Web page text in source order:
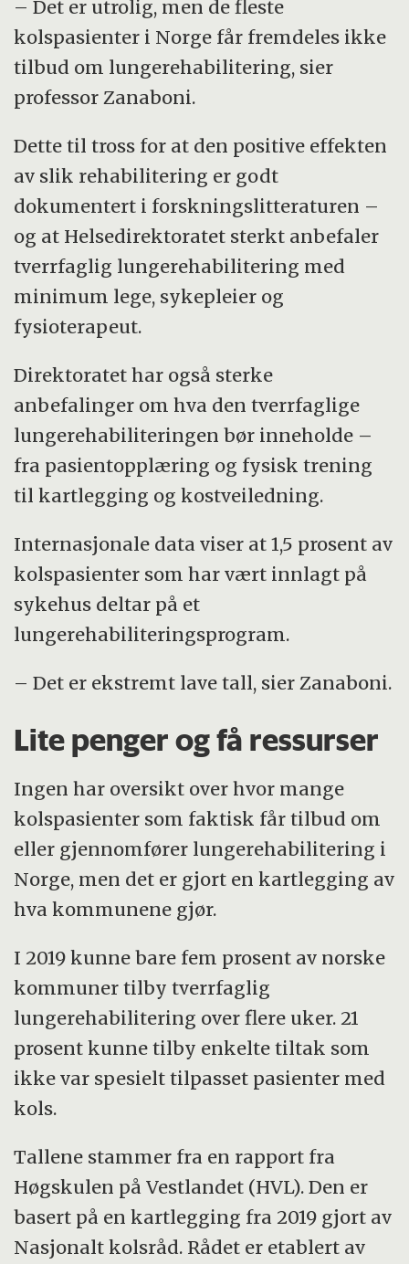
– Det er utrolig, men de fleste
kolspasienter i Norge får fremdeles ikke
tilbud om lungerehabilitering, sier
professor Zanaboni.
Dette til tross for at den positive effekten
av slik rehabilitering er godt
dokumentert i forskningslitteraturen –
og at Helsedirektoratet sterkt anbefaler
tverrfaglig lungerehabilitering med
minimum lege, sykepleier og
fysioterapeut.
Direktoratet har også sterke
anbefalinger om hva den tverrfaglige
lungerehabiliteringen bør inneholde –
fra pasientopplæring og fysisk trening
til kartlegging og kostveiledning.
Internasjonale data viser at 1,5 prosent av
kolspasienter som har vært innlagt på
sykehus deltar på et
lungerehabiliteringsprogram.
– Det er ekstremt lave tall, sier Zanaboni.
Lite penger og få ressurser
Ingen har oversikt over hvor mange
kolspasienter som faktisk får tilbud om
eller gjennomfører lungerehabilitering i
Norge, men det er gjort en kartlegging av
hva kommunene gjør.
I 2019 kunne bare fem prosent av norske
kommuner tilby tverrfaglig
lungerehabilitering over flere uker. 21
prosent kunne tilby enkelte tiltak som
ikke var spesielt tilpasset pasienter med
kols.
Tallene stammer fra en rapport fra
Høgskulen på Vestlandet (HVL). Den er
basert på en kartlegging fra 2019 gjort av
Nasjonalt kolsråd. Rådet er etablert av